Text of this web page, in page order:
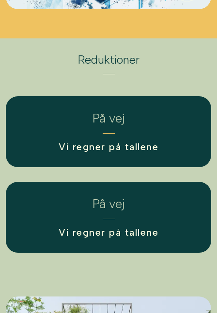
Reduktioner
På vej
Vi regner på tallene
På vej
Vi regner på tallene